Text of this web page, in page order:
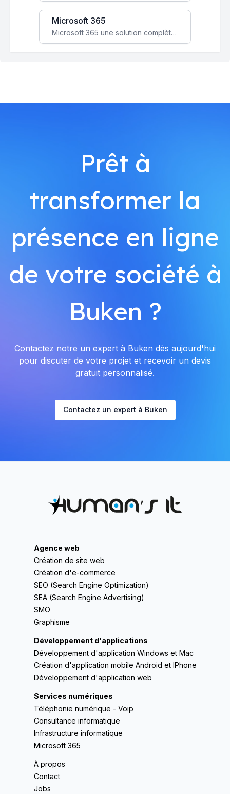
Microsoft 365
Microsoft 365 une solution complète qui booste votre productivité, renforce la sécurité de vos données et facilite la collaboration.
Prêt à
transformer la
présence en ligne
de votre société à
Buken ?
Contactez notre un expert à Buken dès aujourd'hui
pour discuter de votre projet et recevoir un devis
gratuit personnalisé.
Contactez un expert à Buken
Agence web
Création de site web
Création d'e-commerce
SEO (Search Engine Optimization)
SEA (Search Engine Advertising)
SMO
Graphisme
Développement d'applications
Développement d'application Windows et Mac
Création d'application mobile Android et IPhone
Développement d'application web
Services numériques
Téléphonie numérique - Voip
Consultance informatique
Infrastructure informatique
Microsoft 365
À propos
Contact
Jobs